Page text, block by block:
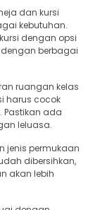
dan kursi
kebutuhan.
dengan opsi
berbagai
ruangan kelas
harus cocok
Pastikan ada
leluasa.
jenis permukaan
dibersihkan,
akan lebih